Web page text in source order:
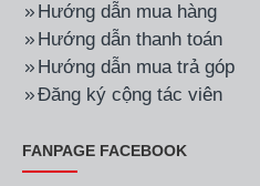
Hướng dẫn mua hàng
Hướng dẫn thanh toán
Hướng dẫn mua trả góp
Đăng ký cộng tác viên
FANPAGE FACEBOOK